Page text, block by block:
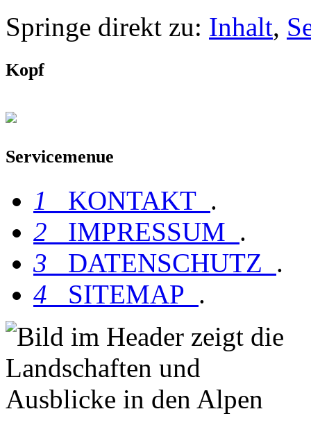
Springe direkt zu: Inhalt,
Kopf
Servicemenue
1 KONTAKT .
2
IMPRESSUM .
3
DATENSCHUTZ .
4
SITEMAP .